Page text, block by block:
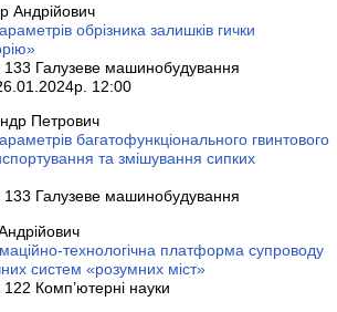
обрізника залишків гички
133 Галузеве машинобудування
12:00
Петрович
багатофункціонального гвинтового
та змішування сипких
133 Галузеве машинобудування
технологічна платформа супроводу
систем «розумних міст»
122 Комп’ютерні науки